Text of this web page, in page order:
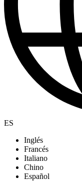
ES
Inglés
Francés
Italiano
Chino
Español